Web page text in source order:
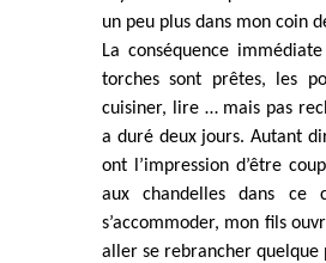
un peu plus dans mon coin
La conséquence
torches sont prêtes, les
cuisiner, lire … mais pas
a duré deux jours. Autant
ont l’impression d’être
aux chandelles dans ce
s’accommoder, mon fils
aller se rebrancher quelque